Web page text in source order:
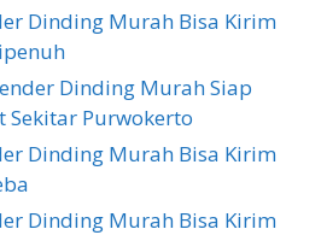
Dinding Murah Bisa Kirim
Dinding Murah Siap
Sekitar Purwokerto
Dinding Murah Bisa Kirim
Dinding Murah Bisa Kirim